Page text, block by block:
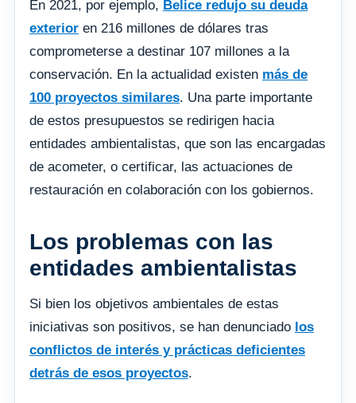
En 2021, por ejemplo, Belice redujo su deuda
exterior en 216 millones de dólares tras
comprometerse a destinar 107 millones a la
conservación. En la actualidad existen más de
100 proyectos similares. Una parte importante
de estos presupuestos se redirigen hacia
entidades ambientalistas, que son las encargadas
de acometer, o certificar, las actuaciones de
restauración en colaboración con los gobiernos.
Los problemas con las
entidades ambientalistas
Si bien los objetivos ambientales de estas
iniciativas son positivos, se han denunciado los
conflictos de interés y prácticas deficientes
detrás de esos proyectos.